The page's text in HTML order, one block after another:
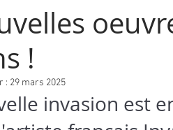
!
: 29 mars 2025
invasion est